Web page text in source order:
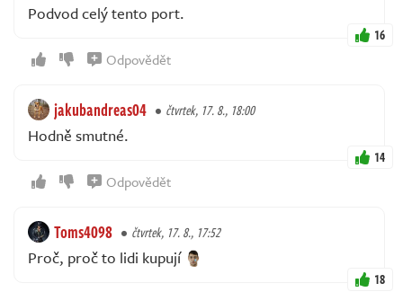
Podvod celý tento port.
16
Odpovědět
jakubandreas04 čtvrtek, 17. 8., 18:00
Hodně smutné.
14
Odpovědět
Toms4098 čtvrtek, 17. 8., 17:52
Proč, proč to lidi kupují
18